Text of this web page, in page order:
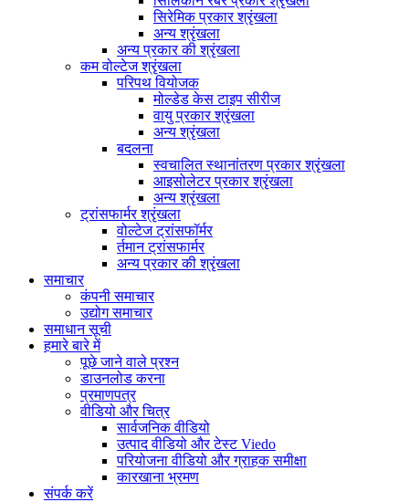
सिरेमिक प्रकार श्रृंखला
अन्य श्रृंखला
अन्य प्रकार की श्रृंखला
कम वोल्टेज श्रृंखला
परिपथ वियोजक
मोल्डेड केस टाइप सीरीज
वायु प्रकार श्रृंखला
अन्य श्रृंखला
बदलना
स्वचालित स्थानांतरण प्रकार श्रृंखला
आइसोलेटर प्रकार श्रृंखला
अन्य श्रृंखला
ट्रांसफार्मर श्रृंखला
वोल्टेज ट्रांसफॉर्मर
र्तमान ट्रांसफार्मर
अन्य प्रकार की श्रृंखला
समाचार
कंपनी समाचार
उद्योग समाचार
समाधान सूची
हमारे बारे में
पूछे जाने वाले प्रश्न
डाउनलोड करना
प्रमाणपत्र
वीडियो और चित्र
सार्वजनिक वीडियो
उत्पाद वीडियो और टेस्ट Viedo
परियोजना वीडियो और ग्राहक समीक्षा
कारखाना भ्रमण
संपर्क करें